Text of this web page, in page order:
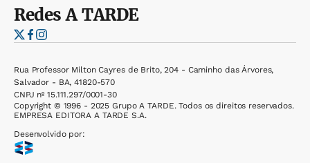
RedesA TARDE
Rua Professor Milton Cayres de Brito, 204 - Caminho das Árvores,
Salvador - BA, 41820-570
CNPJ nº 15.111.297/0001-30
Copyright © 1996 - 2025 Grupo A TARDE. Todos os direitos reservados.
EMPRESA EDITORA A TARDE S.A.
Desenvolvido por: